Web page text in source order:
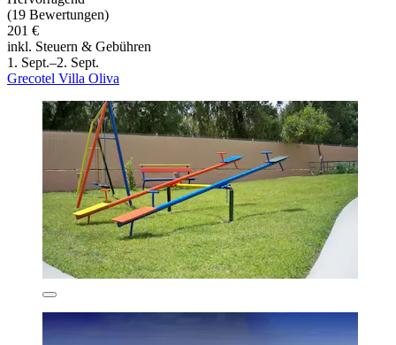
(19 Bewertungen)
201 €
inkl. Steuern & Gebühren
1. Sept.–2. Sept.
Grecotel Villa Oliva